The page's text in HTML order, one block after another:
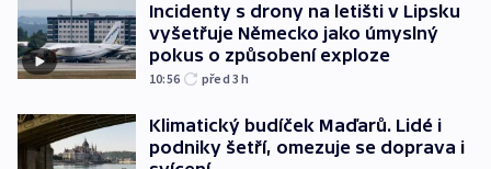
Incidenty s drony na letišti v Lipsku
vyšetřuje Německo jako úmyslný
pokus o způsobení exploze
10:56 před 3h
Klimatický budíček Maďarů. Lidé i
podniky šetří, omezuje se doprava i